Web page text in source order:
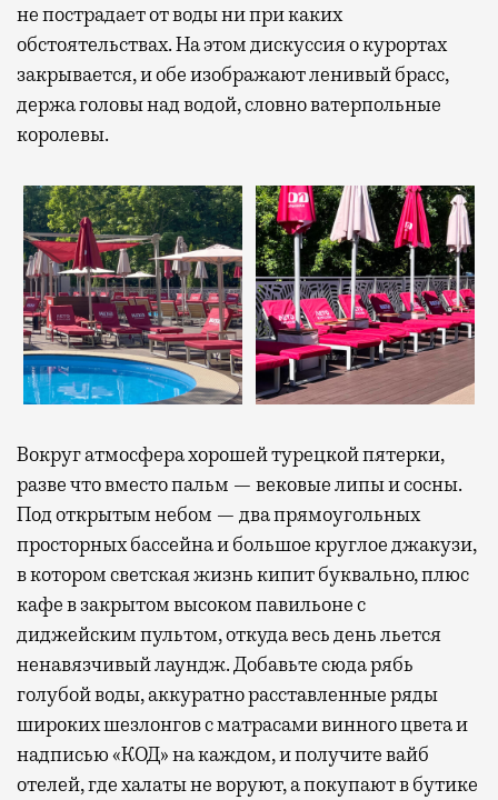
не пострадает от воды ни при каких
обстоятельствах. На этом дискуссия о курортах
закрывается, и обе изображают ленивый брасс,
держа головы над водой, словно ватерпольные
королевы.
Вокруг атмосфера хорошей турецкой пятерки,
разве что вместо пальм — вековые липы и сосны.
Под открытым небом — два прямоугольных
просторных бассейна и большое круглое джакузи,
в котором светская жизнь кипит буквально, плюс
кафе в закрытом высоком павильоне с
диджейским пультом, откуда весь день льется
ненавязчивый лаундж. Добавьте сюда рябь
голубой воды, аккуратно расставленные ряды
широких шезлонгов с матрасами винного цвета и
надписью «КОД» на каждом, и получите вайб
отелей, где халаты не воруют, а покупают в бутике